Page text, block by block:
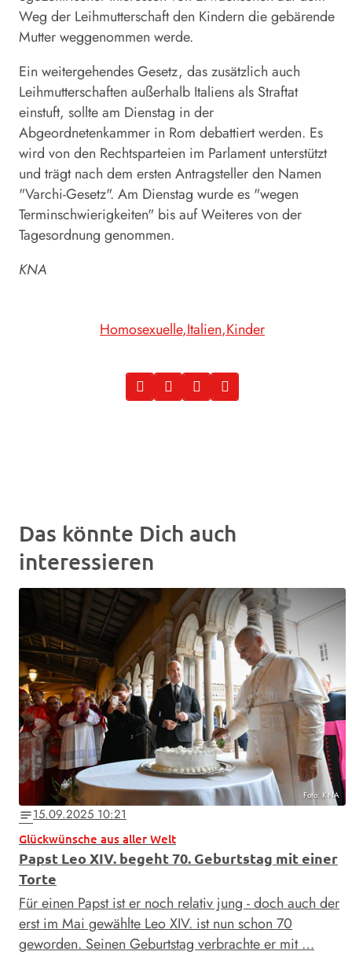
Weg der Leihmutterschaft den Kindern die gebärende
Mutter weggenommen werde.
Ein weitergehendes Gesetz, das zusätzlich auch
Leihmutterschaften außerhalb Italiens als Straftat
einstuft, sollte am Dienstag in der
Abgeordnetenkammer in Rom debattiert werden. Es
wird von den Rechtsparteien im Parlament unterstützt
und trägt nach dem ersten Antragsteller den Namen
"Varchi-Gesetz". Am Dienstag wurde es "wegen
Terminschwierigkeiten" bis auf Weiteres von der
Tagesordnung genommen.
KNA
Homosexuelle Italien Kinder
Das könnte Dich auch
interessieren
Foto: KNA
notes15.09.2025 10:21
Glückwünsche aus aller Welt
Papst Leo XIV. begeht 70. Geburtstag mit einer
Torte
Für einen Papst ist er noch relativ jung - doch auch der
erst im Mai gewählte Leo XIV. ist nun schon 70
geworden. Seinen Geburtstag verbrachte er mit …